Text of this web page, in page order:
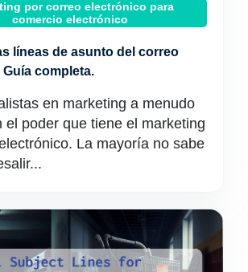
por correo electrónico para
comercio electrónico
líneas de asunto del correo
completa.
en marketing a menudo
el poder que tiene el marketing
La mayoría no sabe